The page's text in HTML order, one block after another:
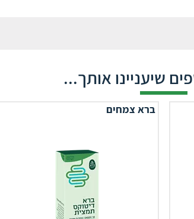
שיעניינו אותך...
ברא צמחים